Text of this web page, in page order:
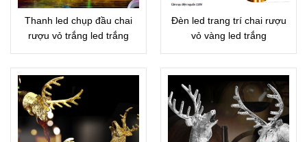
Thanh led chụp đầu chai
rượu vỏ trắng led trắng
Đèn led trang trí chai rượu
vỏ vàng led trắng